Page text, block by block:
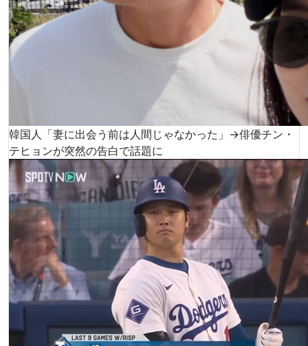
韓国人「妻に出会う前は人間じゃなかった」→俳優チン・
テヒョンが突然の告白で話題に